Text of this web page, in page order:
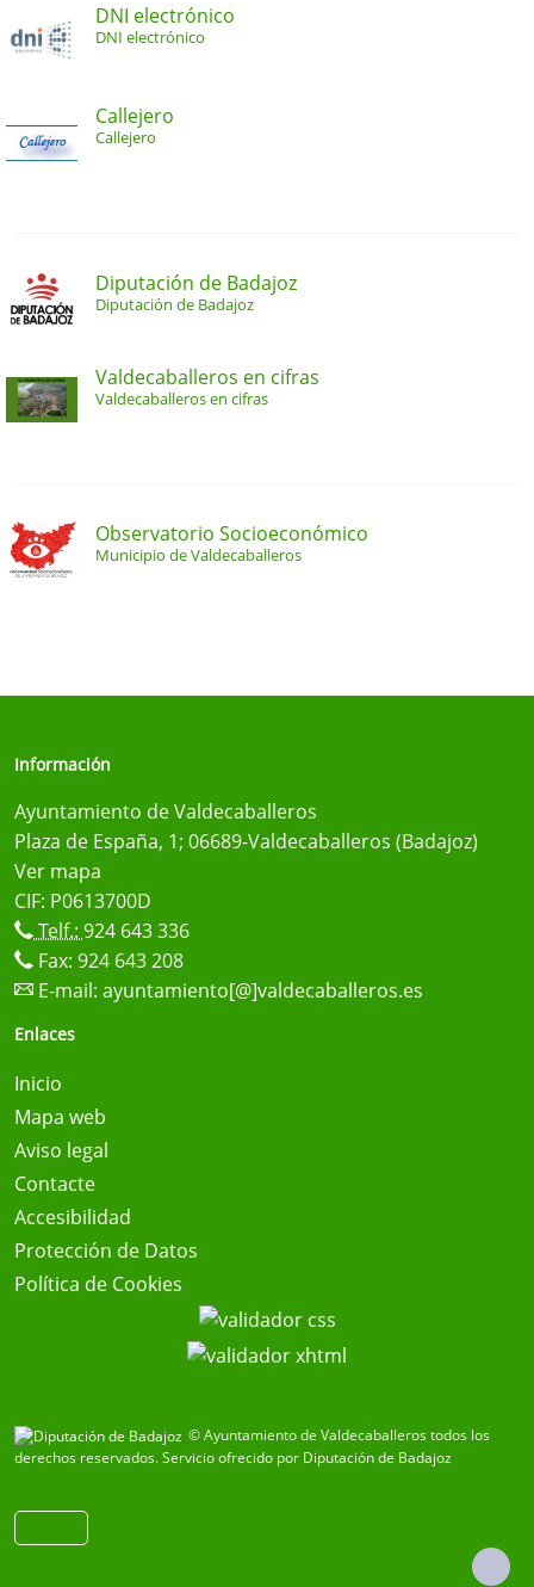
DNI electrónico
DNI electrónico
Callejero
Callejero
Diputación de Badajoz
Diputación de Badajoz
Valdecaballeros en cifras
Valdecaballeros en cifras
Observatorio Socioeconómico
Municipio de Valdecaballeros
Información
Ayuntamiento de Valdecaballeros
Plaza de España, 1; 06689-Valdecaballeros (Badajoz)
Ver mapa
CIF: P0613700D
Telf.: 924 643 336
Fax: 924 643 208
E-mail: ayuntamiento[@]valdecaballeros.es
Enlaces
Inicio
Mapa web
Aviso legal
Contacte
Accesibilidad
Protección de Datos
Política de Cookies
© Ayuntamiento de Valdecaballeros todos los
derechos reservados.Servicio ofrecido por Diputación de Badajoz